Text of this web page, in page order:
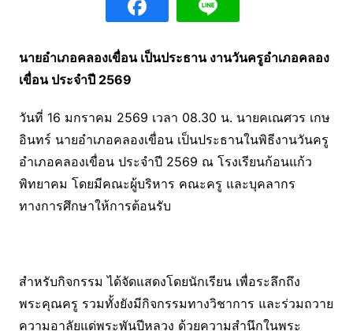
นายอำเภอคลองเขื่อน เป็นประธาน งานวันครูอำเภอคลอง
เขื่อน ประจำปี 2569
วันที่ 16 มกราคม 2569 เวลา 08.30 น. นายคเณศวร เกษ
อินทร์ นายอำเภอคลองเขื่อน เป็นประธานในพิธีงานวันครู
อำเภอคลองเขื่อน ประจำปี 2569 ณ โรงเรียนก้อนแก้ว
พิทยาคม โดยมีคณะผู้บริหาร คณะครู และบุคลากร
ทางการศึกษาให้การต้อนรับ
สำหรับกิจกรรม ได้จัดแสดงโดยนักเรียน เพื่อระลึกถึง
พระคุณครู รวมทั้งยังมีกิจกรรมทางวิชาการ และร่วมถวาย
ความอาลัยแด่พระพันปีหลวง ด้วยความสำนึกในพระ